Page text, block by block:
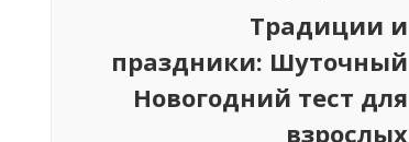
Традиции и
праздники: Шуточный
Новогодний тест для
взрослых